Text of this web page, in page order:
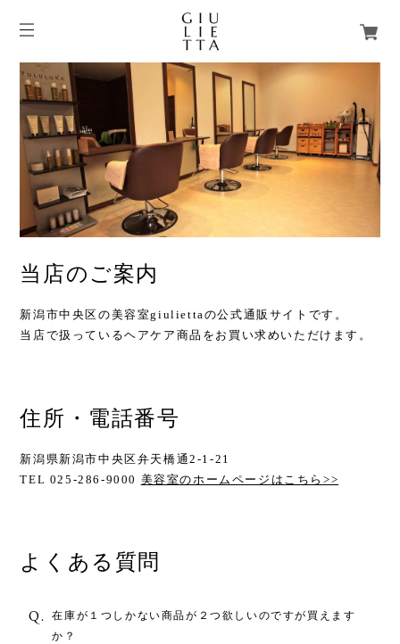
当店のご案内
新潟市中央区の美容室giuliettaの公式通販サイトです。
当店で扱っているヘアケア商品をお買い求めいただけます。
住所・電話番号
新潟県新潟市中央区弁天橋通2-1-21
TEL 025-286-9000 美容室のホームページはこちら>>
よくある質問
Q.
在庫が１つしかない商品が２つ欲しいのですが買えます
か？